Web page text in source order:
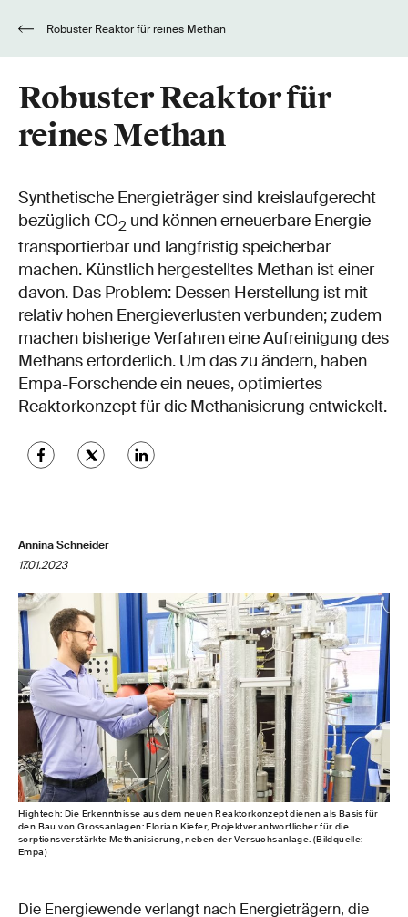
Robuster Reaktor für reines Methan
Robuster Reaktor für
reines Methan
Synthetische Energieträger sind kreislaufgerecht
bezüglich CO2 und können erneuerbare Energie
transportierbar und langfristig speicherbar
machen. Künstlich hergestelltes Methan ist einer
davon. Das Problem: Dessen Herstellung ist mit
relativ hohen Energieverlusten verbunden; zudem
machen bisherige Verfahren eine Aufreinigung des
Methans erforderlich. Um das zu ändern, haben
Empa-Forschende ein neues, optimiertes
Reaktorkonzept für die Methanisierung entwickelt.
Annina Schneider
17.01.2023
Hightech: Die Erkenntnisse aus dem neuen Reaktorkonzept dienen als Basis für
den Bau von Grossanlagen: Florian Kiefer, Projektverantwortlicher für die
sorptionsverstärkte Methanisierung, neben der Versuchsanlage. (Bildquelle:
Empa)
Die Energiewende verlangt nach Energieträgern, die